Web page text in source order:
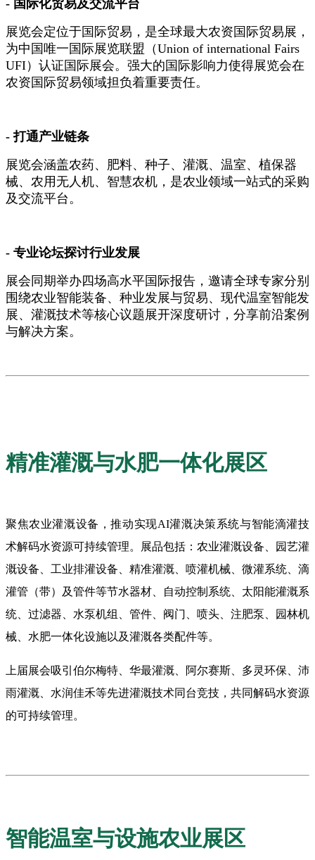
- 国际化贸易及交流平台
展览会定位于国际贸易，是全球最大农资国际贸易展，
为中国唯一国际展览联盟（Union of international Fairs
UFI）认证国际展会。强大的国际影响力使得展览会在
农资国际贸易领域担负着重要责任。
- 打通产业链条
展览会涵盖农药、肥料、种子、灌溉、温室、植保器
械、农用无人机、智慧农机，是农业领域一站式的采购
及交流平台。
- 专业论坛探讨行业发展
展会同期举办四场高水平国际报告，邀请全球专家分别
围绕农业智能装备、种业发展与贸易、现代温室智能发
展、灌溉技术等核心议题展开深度研讨，分享前沿案例
与解决方案。
精准灌溉与水肥一体化展区
聚焦农业灌溉设备，推动实现AI灌溉决策系统与智能滴灌技
术解码水资源可持续管理。展品包括：农业灌溉设备、园艺灌
溉设备、工业排灌设备、精准灌溉、喷灌机械、微灌系统、滴
灌管（带）及管件等节水器材、自动控制系统、太阳能灌溉系
统、过滤器、水泵机组、管件、阀门、喷头、注肥泵、园林机
械、水肥一体化设施以及灌溉各类配件等。
上届展会吸引伯尔梅特、华最灌溉、阿尔赛斯、多灵环保、沛
雨灌溉、水润佳禾等先进灌溉技术同台竞技，共同解码水资源
的可持续管理。
智能温室与设施农业展区